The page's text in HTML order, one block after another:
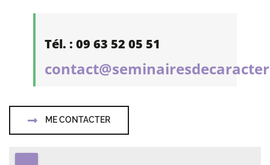
Tél. : 09 63 52 05 51
ME CONTACTER